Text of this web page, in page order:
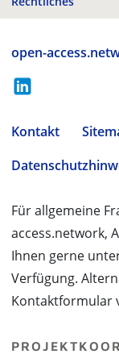
open-
Kontakt
Für allgemeine
access.network,
Ihnen gerne
Verfügung.
Kontaktformular